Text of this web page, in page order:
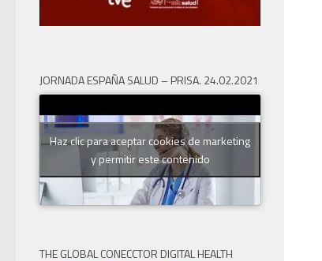
JORNADA ESPAÑA SALUD – PRISA. 24.02.2021
Haz clic para aceptar cookies de marketing
y permitir este contenido
THE GLOBAL CONECCTOR DIGITAL HEALTH